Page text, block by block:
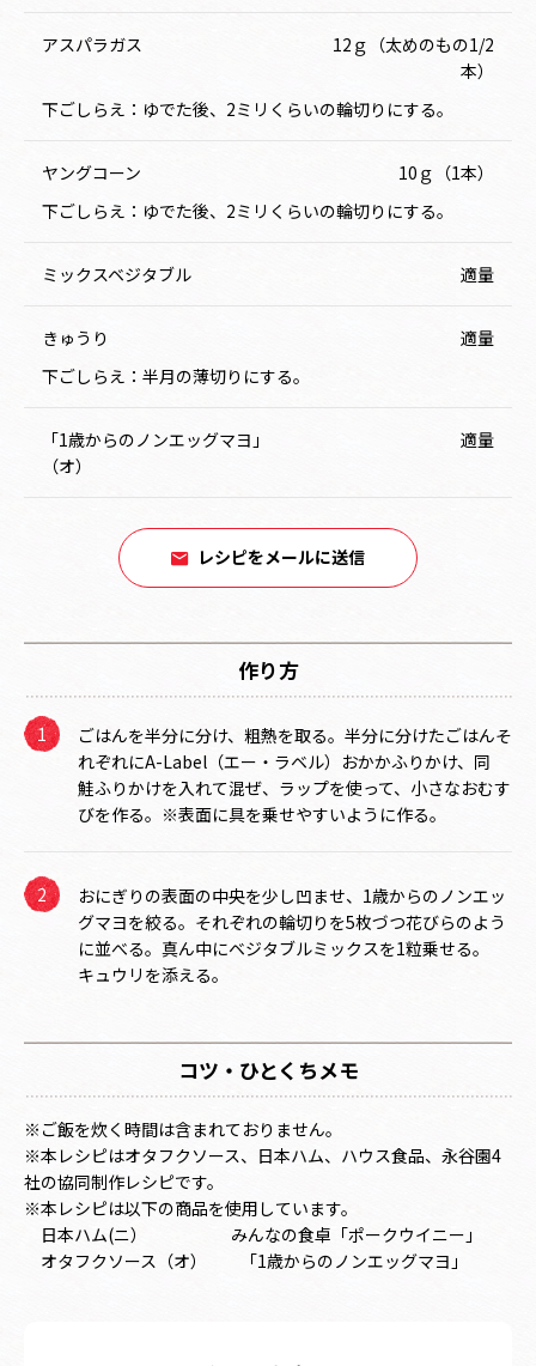
アスパラガス
12ｇ（太めのもの1/2
本）
下ごしらえ：ゆでた後、2ミリくらいの輪切りにする。
ヤングコーン
10ｇ（1本）
下ごしらえ：ゆでた後、2ミリくらいの輪切りにする。
ミックスベジタブル 適量
きゅうり
適量
下ごしらえ：半月の薄切りにする。
「1歳からのノンエッグマヨ」
（オ）
適量
レシピをメールに送信
作り方
ごはんを半分に分け、粗熱を取る。半分に分けたごはんそ
れぞれにA-Label（エー・ラベル）おかかふりかけ、同
鮭ふりかけを入れて混ぜ、ラップを使って、小さなおむす
びを作る。※表面に具を乗せやすいように作る。
おにぎりの表面の中央を少し凹ませ、1歳からのノンエッ
グマヨを絞る。それぞれの輪切りを5枚づつ花びらのよう
に並べる。真ん中にベジタブルミックスを1粒乗せる。
キュウリを添える。
コツ・ひとくちメモ
※ご飯を炊く時間は含まれておりません。
※本レシピはオタフクソース、日本ハム、ハウス食品、永谷園4
社の協同制作レシピです。
※本レシピは以下の商品を使用しています。
日本ハム(ニ） みんなの食卓「ポークウイニー」
オタフクソース（オ）
「1歳からのノンエッグマヨ」